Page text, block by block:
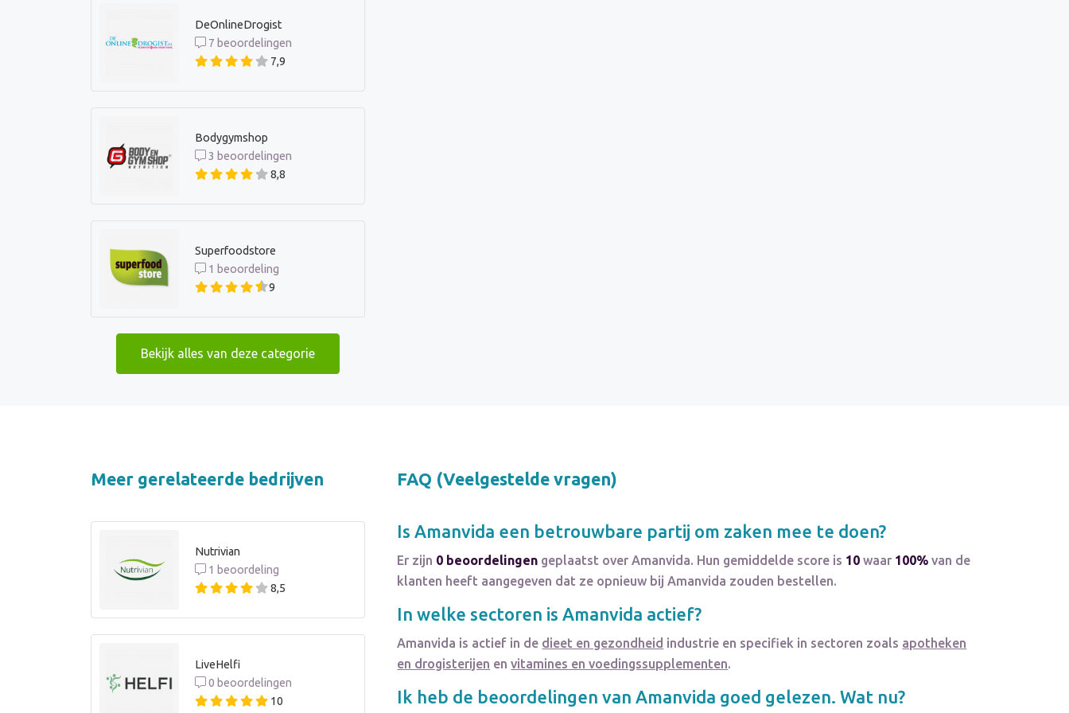
DeOnlineDrogist
7 beoordelingen
7,9
Bodygymshop
3 beoordelingen
8,8
Superfoodstore
1 beoordeling
9
Bekijk alles van deze categorie
Meer gerelateerde bedrijven
Nutrivian
1 beoordeling
8,5
LiveHelfi
0 beoordelingen
10
FAQ (Veelgestelde vragen)
IsAmanvida een betrouwbare partij om zaken mee te doen?
Er zijn 0 beoordelingen geplaatst over Amanvida. Hun gemiddelde score is 10 waar 100% van de
klanten heeft aangegeven dat ze opnieuw bij Amanvida zouden bestellen.
In welke sectoren isAmanvida actief?
Amanvida is actief in de dieet en gezondheid industrie en specifiek in sectoren zoals apotheken
en drogisterijen envitamines en voedingssupplementen.
Ik heb de beoordelingen vanAmanvida goed gelezen. Wat nu?